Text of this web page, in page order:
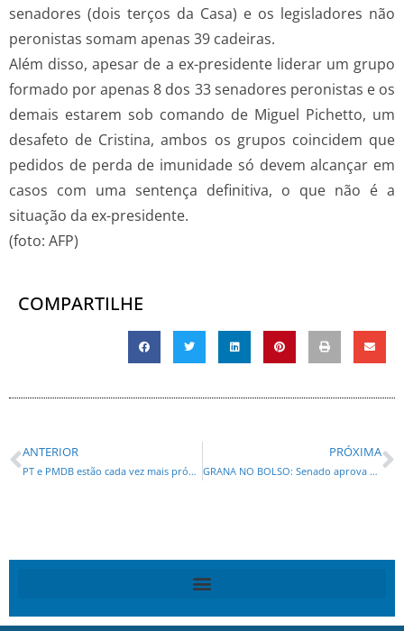
senadores (dois terços da Casa) e os legisladores não
peronistas somam apenas 39 cadeiras.
Além disso, apesar de a ex-presidente liderar um grupo
formado por apenas 8 dos 33 senadores peronistas e os
demais estarem sob comando de Miguel Pichetto, um
desafeto de Cristina, ambos os grupos coincidem que
pedidos de perda de imunidade só devem alcançar em
casos com uma sentença definitiva, o que não é a
situação da ex-presidente.
(foto: AFP)
COMPARTILHE
ANTERIOR
PT e PMDB estão cada vez mais próximos em cinco estados
PRÓXIMA
GRANA NO BOLSO: Senado aprova empréstimo de R$ 764 milhões ao Paraná